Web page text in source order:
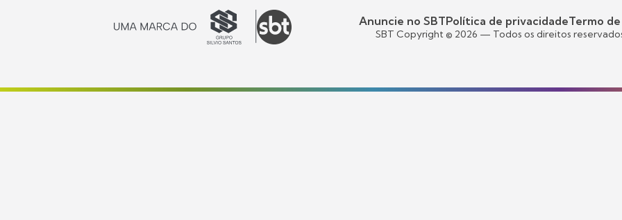
Anuncie no SBTPolítica de privacidadeTermo de
SBT Copyright © 2026 — Todos os direitos